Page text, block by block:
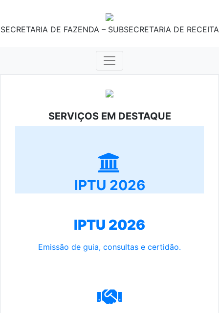
SECRETARIA DE FAZENDA – SUBSECRETARIA DE RECEITA
SERVIÇOS EM DESTAQUE
IPTU 2026
IPTU 2026
Emissão de guia, consultas e certidão.